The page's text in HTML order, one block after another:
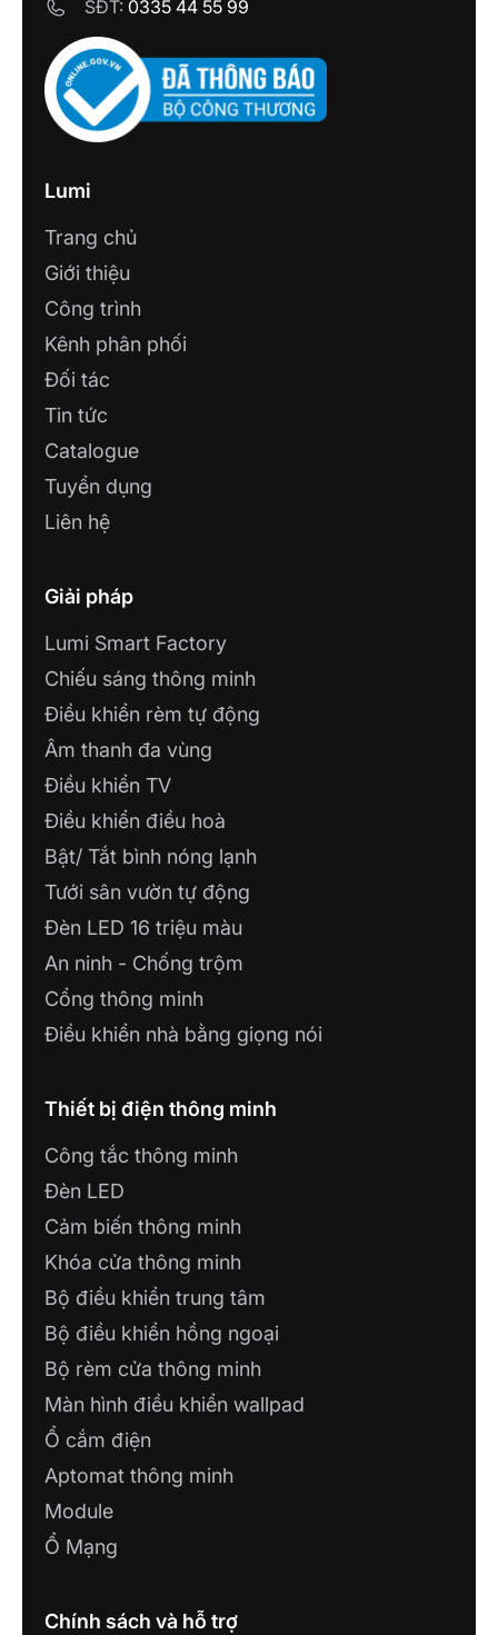
nhân viên tư vấn sẽ hỗ trợ nhanh chóng 24/7.
Tham khảo thêm một số mẫu cảm biến nổi bật
khác:
Cảm biến phát hiện chuyển động BLE
CÔNG TY TNHH ĐIỆN NƯỚC ĐỒNG
PHÁT
42/19 Ngô Văn Lớn, Phường 4, Tân An,
Long An
CÔNG TY TNHH GIẢI PHÁP CÔNG
NGHỆ HUY PHÁT
105 đường Tôn Đức Thắng, phường 5, TP.
Cà Mau, Cà Mau
Công ty TNHH CVT HOLDING
110 Huyền Trân Công Chúa, Phường Tam
Thắng, Thành Phố Hồ Chí Minh
CÔNG TY TNHH XÂY DỰNG VÀ
THƯƠNG MẠI CAO PHONG
Công ty TNHH Xây dựng Số 321 Mê Linh,
P. Liên Bảo, TP. Vĩnh Yên, Vĩnh Phúc
Lô 12, KCN Thăng Long 3, Thiện Kế, Bình
Xuyên, Vĩnh Phúc
SHOWROOM CÔNG TY TNHH NHÀ
AN NHIÊN
207 Nguyễn Văn Linh - Hòa Thành - Tây
Ninh
CÔNG TY TNHH CÔNG NGHỆ PHÚ
VINH IOT
71A Nguyễn Trãi, Phường 7, TP. Mỹ Tho,
CÔNG TY TNHH TM VÀ DỊCH VỤ
NHÀ THÔNG MINH THÁI BÌNH
Tổ 6, đường Võ Nguyên Giáp, P.Hoàng
Diệu, Tp.Thái Bình, Thái Bình
- STAHOMES
Số 101 Doãn Khuê, P. Phú Khánh, TP Thái
Bình
NGUYÊN
136B Phan Đình Phùng, phường Phan Đình
Phùng, Thành phố Thái Nguyên
CÔNG TY TNHH XD VIỆT HÙNG 68
165 Dương Đình Nghệ, Tp Thanh Hóa
CÔNG TY TNHH CÔNG NGHỆ KỶ
NGUYÊN MỚI
82 Phan Đình Phùng - Khu Bình Minh -
TP.Thanh Hóa
Showroom Lumi Đức Tiệp CS1
Tuyên Quang
SĐT: 0335 44 55 99
Lumi
Trang chủ
Giới thiệu
Công trình
Kênh phân phối
Đối tác
Tin tức
Catalogue
Tuyển dụng
Liên hệ
Giải pháp
Lumi Smart Factory
Chiếu sáng thông minh
Điều khiển rèm tự động
Âm thanh đa vùng
Điều khiển TV
Điều khiển điều hoà
Bật/ Tắt bình nóng lạnh
Tưới sân vườn tự động
Đèn LED 16 triệu màu
An ninh - Chống trộm
Cổng thông minh
Điều khiển nhà bằng giọng nói
Thiết bị điện thông minh
Công tắc thông minh
Đèn LED
Cảm biến thông minh
Khóa cửa thông minh
Bộ điều khiển trung tâm
Bộ điều khiển hồng ngoại
Bộ rèm cửa thông minh
Màn hình điều khiển wallpad
Ổ cắm điện
Aptomat thông minh
Module
Ổ Mạng
Chính sách và hỗ trợ